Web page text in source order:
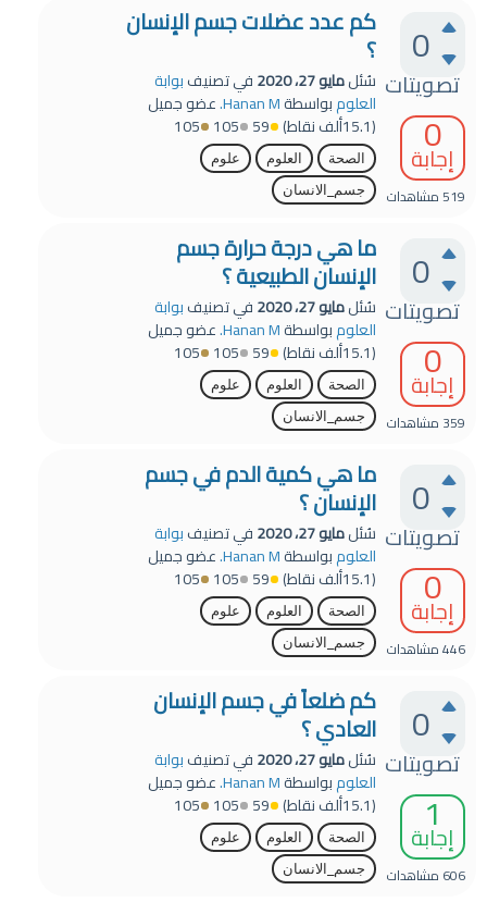
0
تصويتات
0
إجابة
519مشاهدات
كم عدد عضلات جسم الإنسان
؟
سُئلمايو 27، 2020 في تصنيفبوابة
العلومبواسطةHanan M. عضو جميل
(15.1ألف نقاط) 59
105
105
الصحة العلوم
علوم
جسم_الانسان
0
تصويتات
0
إجابة
359 مشاهدات
ما هي درجة حرارة جسم
الإنسان الطبيعية ؟
سُئلمايو 27، 2020 في تصنيفبوابة
العلومبواسطةHanan M. عضو جميل
(15.1ألف نقاط) 59
105
105
الصحة العلوم
علوم
جسم_الانسان
0
تصويتات
0
إجابة
446مشاهدات
ما هي كمية الدم في جسم
الإنسان ؟
سُئلمايو 27، 2020 في تصنيفبوابة
العلومبواسطةHanan M. عضو جميل
(15.1ألف نقاط) 59
105
105
الصحة العلوم
علوم
جسم_الانسان
0
تصويتات
1
إجابة
606 مشاهدات
كم ضلعاً في جسم الإنسان
العادي ؟
سُئلمايو 27، 2020 في تصنيفبوابة
العلومبواسطةHanan M. عضو جميل
(15.1ألف نقاط) 59
105
105
الصحة العلوم
علوم
جسم_الانسان